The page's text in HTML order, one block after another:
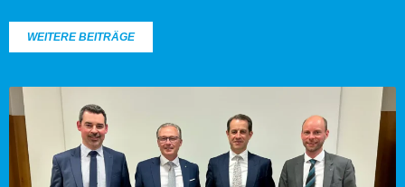
WEITERE BEITRÄGE